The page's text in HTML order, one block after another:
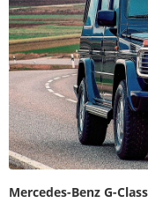
Mercedes-Benz G-